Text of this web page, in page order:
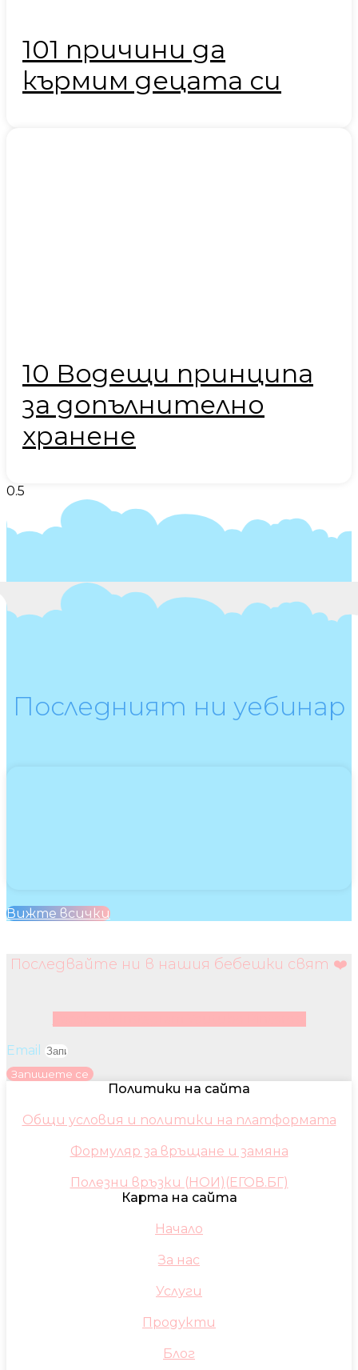
101 причини да
кърмим децата си
10 Водещи принципа
за допълнително
хранене
Последният ни уебинар
Вижте всички
Последвайте ни в нашия бебешки свят ❤️
Email
Запишете се
Политики на сайта
Общи условия и политики на платформата
Формуляр за връщане и замяна
Полезни връзки (НОИ)(ЕГОВ.БГ)
Карта на сайта
Начало
За нас
Услуги
Продукти
Блог